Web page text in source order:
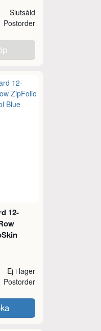
Slutsåld
Postorder
12-
Ej i lager
Postorder